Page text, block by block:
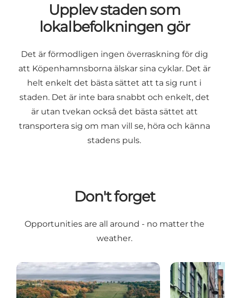
Upplev staden som
lokalbefolkningen gör
Det är förmodligen ingen överraskning för dig
att Köpenhamnsborna älskar sina cyklar. Det är
helt enkelt det bästa sättet att ta sig runt i
staden. Det är inte bara snabbt och enkelt, det
är utan tvekan också det bästa sättet att
transportera sig om man vill se, höra och känna
stadens puls.
Don't forget
Opportunities are all around - no matter the
weather.
6 places to see Copenhagen in its autumn coat
Things to do